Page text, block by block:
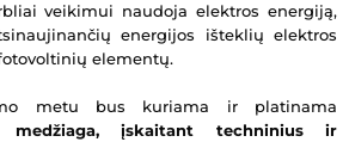
veikimui naudoja elektros energiją,
energijos išteklių elektros
elementų.
metu bus kuriama ir platinama
medžiaga, įskaitant techninius ir